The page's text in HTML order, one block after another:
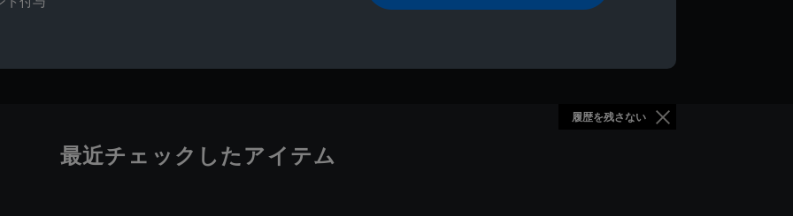
最近チェックしたアイテム
履歴を残さない